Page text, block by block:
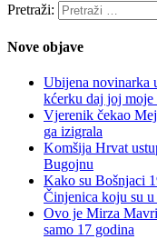
Pretraži:
Nove objave
Ubijena novinarka
kćerku daj joj moje
Vjerenik čekao
ga izigrala
Komšija Hrvat
Bugojnu
Kako su Bošnjaci
Činjenica koju su
Ovo je Mirza
samo 17 godina